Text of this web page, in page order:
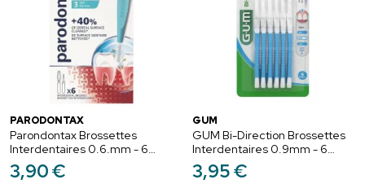
PARODONTAX
Parondontax Brossettes
Interdentaires 0.6.mm - 6
Unités
3,90€
GUM
GUM Bi-Direction Brossettes
Interdentaires 0.9mm - 6
unités
3,95€